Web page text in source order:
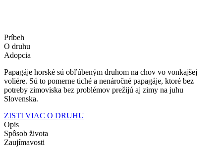
Príbeh
O druhu
Adopcia
Papagáje horské sú obľúbeným druhom na chov vo vonkajšej
voliére. Sú to pomerne tiché a nenáročné papagáje, ktoré bez
potreby zimoviska bez problémov prežijú aj zimy na juhu
Slovenska.
ZISTI VIAC O DRUHU
Opis
Spôsob života
Zaujímavosti